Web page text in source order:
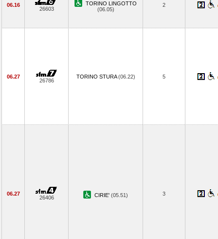
06.16
26603
TORINO LINGOTTO
(06.05)
2
06.27
26786
TORINO STURA(06.22) 5
06.27
26406 CIRIE' (05.51) 3